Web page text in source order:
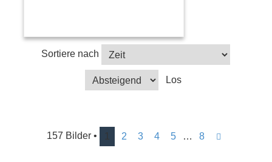
Sortiere nach
157 Bilder • 1 2 3 4 5 … 8